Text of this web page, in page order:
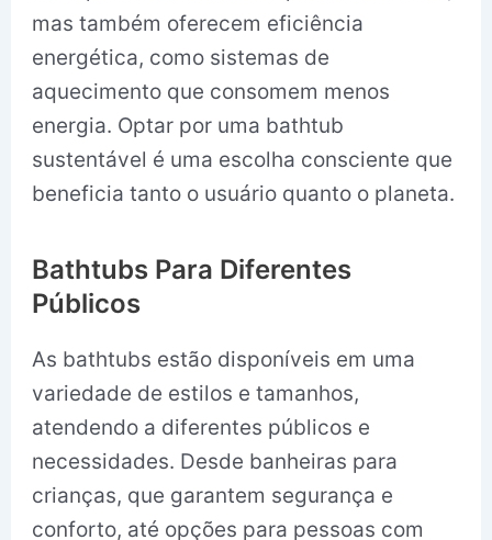
mas também oferecem eficiência
energética, como sistemas de
aquecimento que consomem menos
energia. Optar por uma bathtub
sustentável é uma escolha consciente que
beneficia tanto o usuário quanto o planeta.
Bathtubs Para Diferentes
Públicos
As bathtubs estão disponíveis em uma
variedade de estilos e tamanhos,
atendendo a diferentes públicos e
necessidades. Desde banheiras para
crianças, que garantem segurança e
conforto, até opções para pessoas com